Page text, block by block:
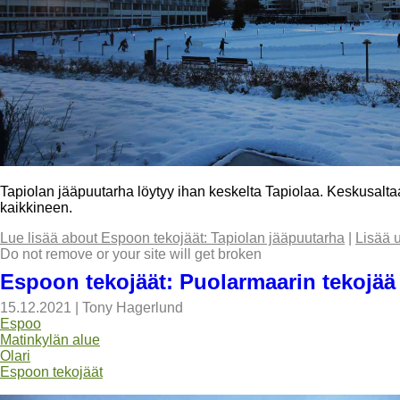
Tapiolan jääpuutarha löytyy ihan keskelta Tapiolaa.
kaikkineen.
Lue lisää about Espoon tekojäät: Tapiolan jääpuutarha
Lisää
Do not remove or your site will get broken
Espoon tekojäät: Puolarmaarin tekojää
15.12.2021
Tony Hagerlund
Espoo
Matinkylän alue
Olari
Espoon tekojäät